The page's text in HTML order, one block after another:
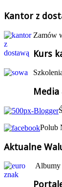
Kantor z
Zamów
Kurs
Media
Polub
Aktualne
Albumy